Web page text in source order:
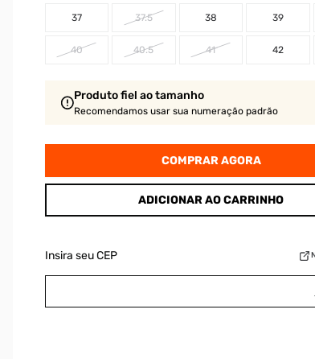
37 37.5 38 39
40 40.5 41 42
Produto fiel ao tamanho
Recomendamos usar sua numeração padrão
COMPRAR AGORA
ADICIONAR AO CARRINHO
Insira seu CEP